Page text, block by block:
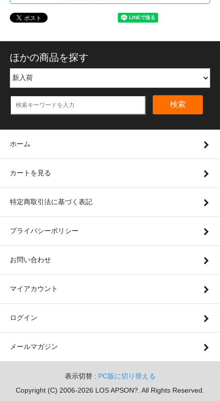
ほかの商品を探す
検索
ホーム
カートを見る
特定商取引法に基づく表記
プライバシーポリシー
お問い合わせ
マイアカウント
ログイン
メールマガジン
表示切替 : PC版に切り替える
Copyright (C) 2006-2026 LOS APSON?. All Rights Reserved.